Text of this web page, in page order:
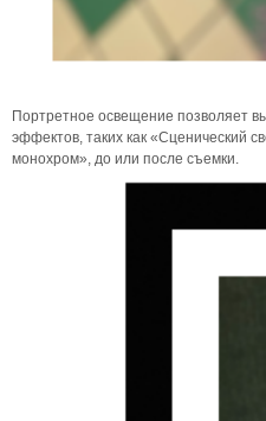
Портретное освещение позволяет
эффектов, таких как «Сценический
монохром», до или после съемки.